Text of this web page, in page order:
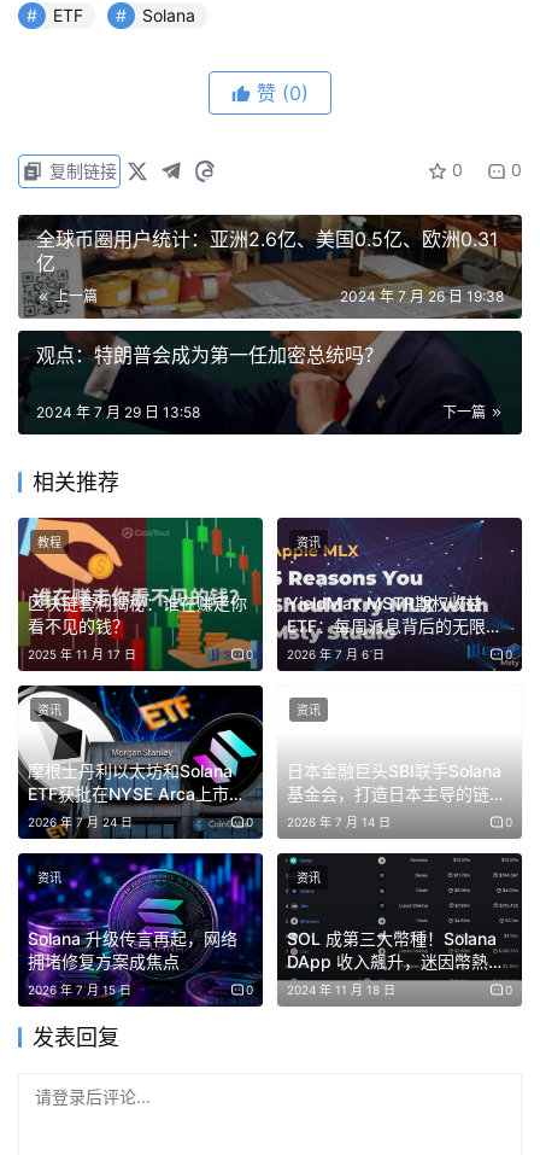
链上推出了一只私人信用基金。
Solana ETF会实现吗？
美国证券交易委员会（SEC）必须在明年三月前决定是否批
准Solana ETF。VanEck和21Shares等公司已经提交了现货
SOL ETF的申请。
因为SEC最近批准了以太坊ETF，许多人对此感到乐观。批
准发生在SEC禁止ETF发行商赚取回报之后，这似乎解决了
他们的担忧。
然而，获得Solana ETF的批准并非易事。SEC对现货比特
币ETF一直持谨慎态度，担心市场操纵。
比特币和以太坊在CME有期货市场，缓解了这些担忧，但
SOL目前还没有。
一些分析师认为，需要有一个可接受的市场供SEC评估
SOL。此外，SEC明确表示SOL在其眼中是未注册的证券。
免责声明：本文提供的信息不是交易建议。BlockWeeks.com
不对根据本文提供的信息所做的任何投资承担责任。我们强烈
建议在做出任何投资决策之前进行独立研究或咨询合格的专业
人士。
ETF Solana
赞 (0)
0 0
复制链接
全球币圈用户统计：亚洲2.6亿、美国0.5亿、欧洲0.31
亿
上一篇 2024 年 7 月 26 日 19:38
观点：特朗普会成为第一任加密总统吗？
下一篇
2024 年 7 月 29 日 13:58
相关推荐
区块链套利揭秘：谁在赚走你
看不见的钱？
2025 年 11 月 17 日 0
教程
YieldMax MSTR期权收益
ETF：每周派息背后的无限下
行风险
2026 年 7 月 6 日 0
资讯
摩根士丹利以太坊和Solana
ETF获批在NYSE Arca上市，
华尔街巨头加速入场
2026 年 7 月 24 日 0
资讯
日本金融巨头SBI联手Solana
基金会，打造日本主导的链上
金融市场
2026 年 7 月 14 日 0
资讯
Solana 升级传言再起，网络
拥堵修复方案成焦点
2026 年 7 月 15 日 0
资讯
SOL 成第三大幣種！Solana
DApp 收入飆升，迷因幣熱潮
捲土重來
2024 年 11 月 18 日 0
资讯
发表回复
请登录后评论...